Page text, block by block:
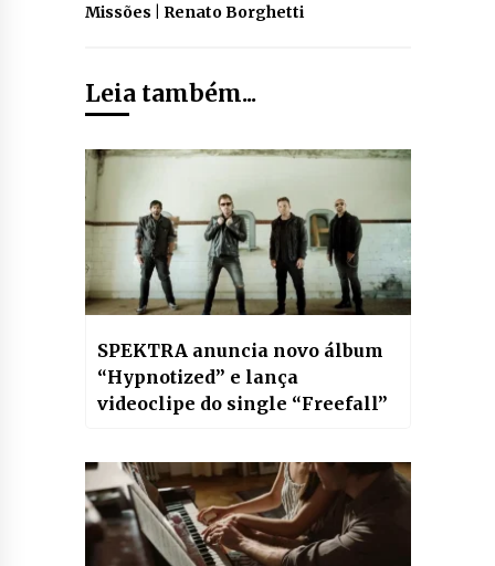
Missões | Renato Borghetti
Leia também...
SPEKTRA anuncia novo álbum
“Hypnotized” e lança
videoclipe do single “Freefall”